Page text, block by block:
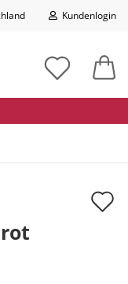
Kundenlogin